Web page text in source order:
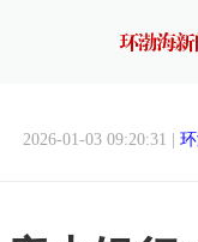
2026-01-03 09:20:31 |